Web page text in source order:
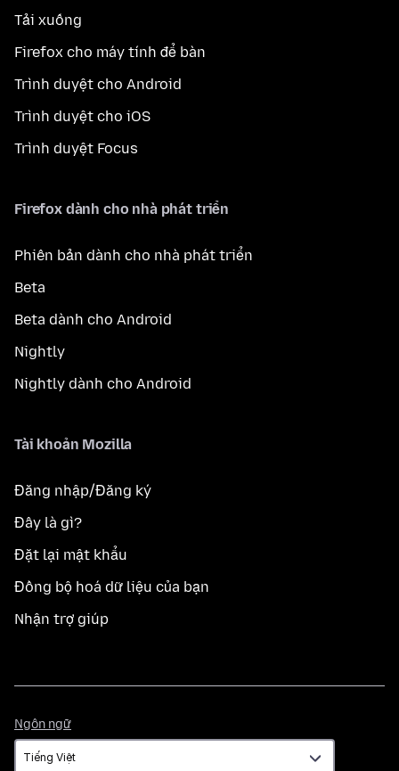
Tải xuống
Firefox cho máy tính để bàn
Trình duyệt cho Android
Trình duyệt cho iOS
Trình duyệt Focus
Firefox dành cho nhà phát triển
Phiên bản dành cho nhà phát triển
Beta
Beta dành cho Android
Nightly
Nightly dành cho Android
Tài khoản Mozilla
Đăng nhập/Đăng ký
Đây là gì?
Đặt lại mật khẩu
Đồng bộ hoá dữ liệu của bạn
Nhận trợ giúp
Ngôn ngữ
ngữ